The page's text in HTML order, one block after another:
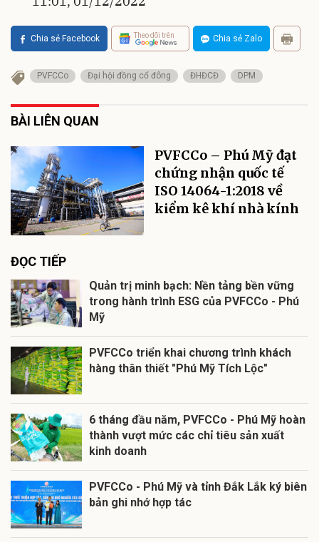
Chia sẻ Facebook Theo dõi trên Chia sẻ Zalo
PVFCCo Đại hội đồng cổ đông ĐHĐCĐ DPM
BÀI LIÊN QUAN
PVFCCo – Phú Mỹ đạt
chứng nhận quốc tế
ISO 14064-1:2018 về
kiểm kê khí nhà kính
ĐỌC TIẾP
Quản trị minh bạch: Nền tảng bền vững
trong hành trình ESG của PVFCCo - Phú
Mỹ
PVFCCo triển khai chương trình khách
hàng thân thiết "Phú Mỹ Tích Lộc"
6 tháng đầu năm, PVFCCo - Phú Mỹ hoàn
thành vượt mức các chỉ tiêu sản xuất
kinh doanh
PVFCCo - Phú Mỹ và tỉnh Đắk Lắk ký biên
bản ghi nhớ hợp tác